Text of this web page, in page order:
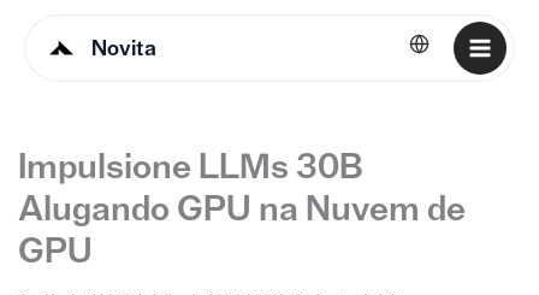
Novita Português
Impulsione LLMs 30B
Alugando GPU na Nuvem de
GPU